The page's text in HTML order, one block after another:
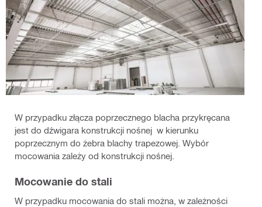
W przypadku złącza poprzecznego blacha przykręcana
jest do dźwigara konstrukcji nośnej w kierunku
poprzecznym do żebra blachy trapezowej. Wybór
mocowania zależy od konstrukcji nośnej.
Mocowanie do stali
W przypadku mocowania do stali można, w zależności